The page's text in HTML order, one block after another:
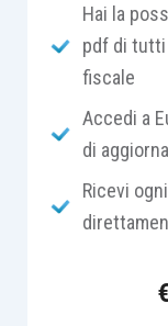
soci?
Quali sono
dell’utile
Vi sono
LEGGI
Hai la
pdf di tutti
fiscale
Accedi a
di
Ricevi